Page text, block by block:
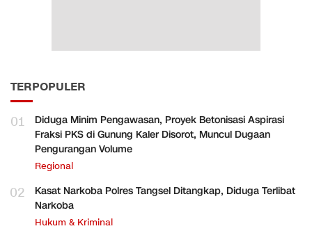
TERPOPULER
01
Diduga Minim Pengawasan, Proyek Betonisasi Aspirasi
Fraksi PKS di Gunung Kaler Disorot, Muncul Dugaan
Pengurangan Volume
Regional
02
Kasat Narkoba Polres Tangsel Ditangkap, Diduga Terlibat
Narkoba
Hukum & Kriminal